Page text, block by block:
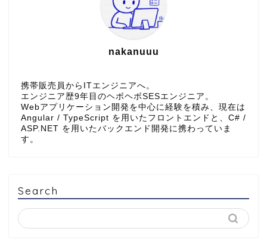
nakanuuu
携帯販売員からITエンジニアへ。
エンジニア歴9年目のヘボヘボSESエンジニア。
Webアプリケーション開発を中心に経験を積み、現在は
Angular / TypeScript を用いたフロントエンドと、C# /
ASP.NET を用いたバックエンド開発に携わっていま
す。
Search